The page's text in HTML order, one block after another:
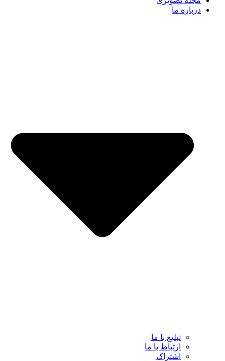
درباره ما
تبلیغ با ما
ارتباط با ما
اشتراک